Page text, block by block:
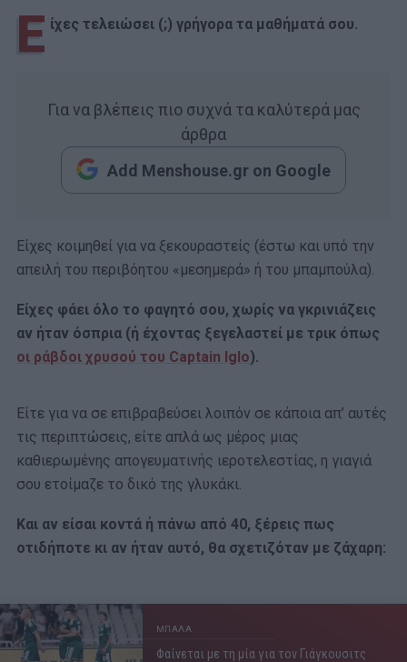
Ε ίχες τελειώσει (;) γρήγορα τα μαθήματά σου.
Για να βλέπεις πιο συχνά τα καλύτερά μας
άρθρα
Add Menshouse.gr on Google
Είχες κοιμηθεί για να ξεκουραστείς (έστω και υπό την
απειλή του περιβόητου «μεσημερά» ή του μπαμπούλα).
Είχες φάει όλο το φαγητό σου, χωρίς να γκρινιάζεις
αν ήταν όσπρια (ή έχοντας ξεγελαστεί με τρικ όπως
oι ράβδοι χρυσού του Captain Iglo).
Είτε για να σε επιβραβεύσει λοιπόν σε κάποια απ’ αυτές
τις περιπτώσεις, είτε απλά ως μέρος μιας
καθιερωμένης απογευματινής ιεροτελεστίας, η γιαγιά
σου ετοίμαζε το δικό της γλυκάκι.
Και αν είσαι κοντά ή πάνω από 40, ξέρεις πως
οτιδήποτε κι αν ήταν αυτό, θα σχετιζόταν με ζάχαρη:
ΜΠΑΛΑ
Φαίνεται με τη μία για τον Γιάγκουσιτς